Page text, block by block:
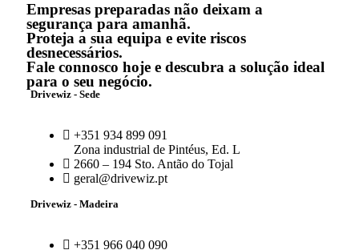
Empresas preparadas não deixam a
segurança para amanhã.
Proteja a sua equipa e evite riscos
desnecessários.
Fale connosco hoje e descubra a solução ideal
para o seu negócio.
Drivewiz - Sede
+351 934 899 091
Zona industrial de Pintéus, Ed. L
2660 – 194 Sto. Antão do Tojal
geral@drivewiz.pt
Drivewiz - Madeira
+351 966 040 090